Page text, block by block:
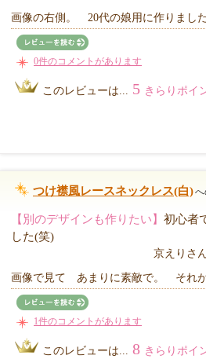
画像の右側。 20代の娘用に作りまし
0件のコメントがあります
このレビューは... 5 きらりポイ
つけ襟風レースネックレス(白)
【別のデザインも作りたい】 初心者
した(笑)
京えりさ
画像で見て あまりに素敵で。 それ
1件のコメントがあります
このレビューは... 8 きらりポイ